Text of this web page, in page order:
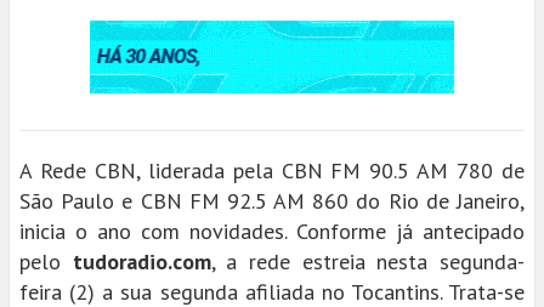
A Rede CBN, liderada pela CBN FM 90.5 AM 780 de
São Paulo e CBN FM 92.5 AM 860 do Rio de Janeiro,
inicia o ano com novidades. Conforme já antecipado
pelo tudoradio.com, a rede estreia nesta segunda-
feira (2) a sua segunda afiliada no Tocantins. Trata-se